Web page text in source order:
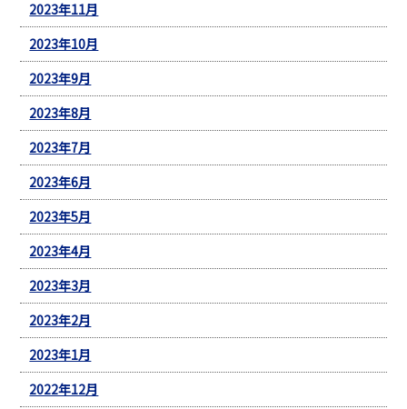
2023年11月
2023年10月
2023年9月
2023年8月
2023年7月
2023年6月
2023年5月
2023年4月
2023年3月
2023年2月
2023年1月
2022年12月